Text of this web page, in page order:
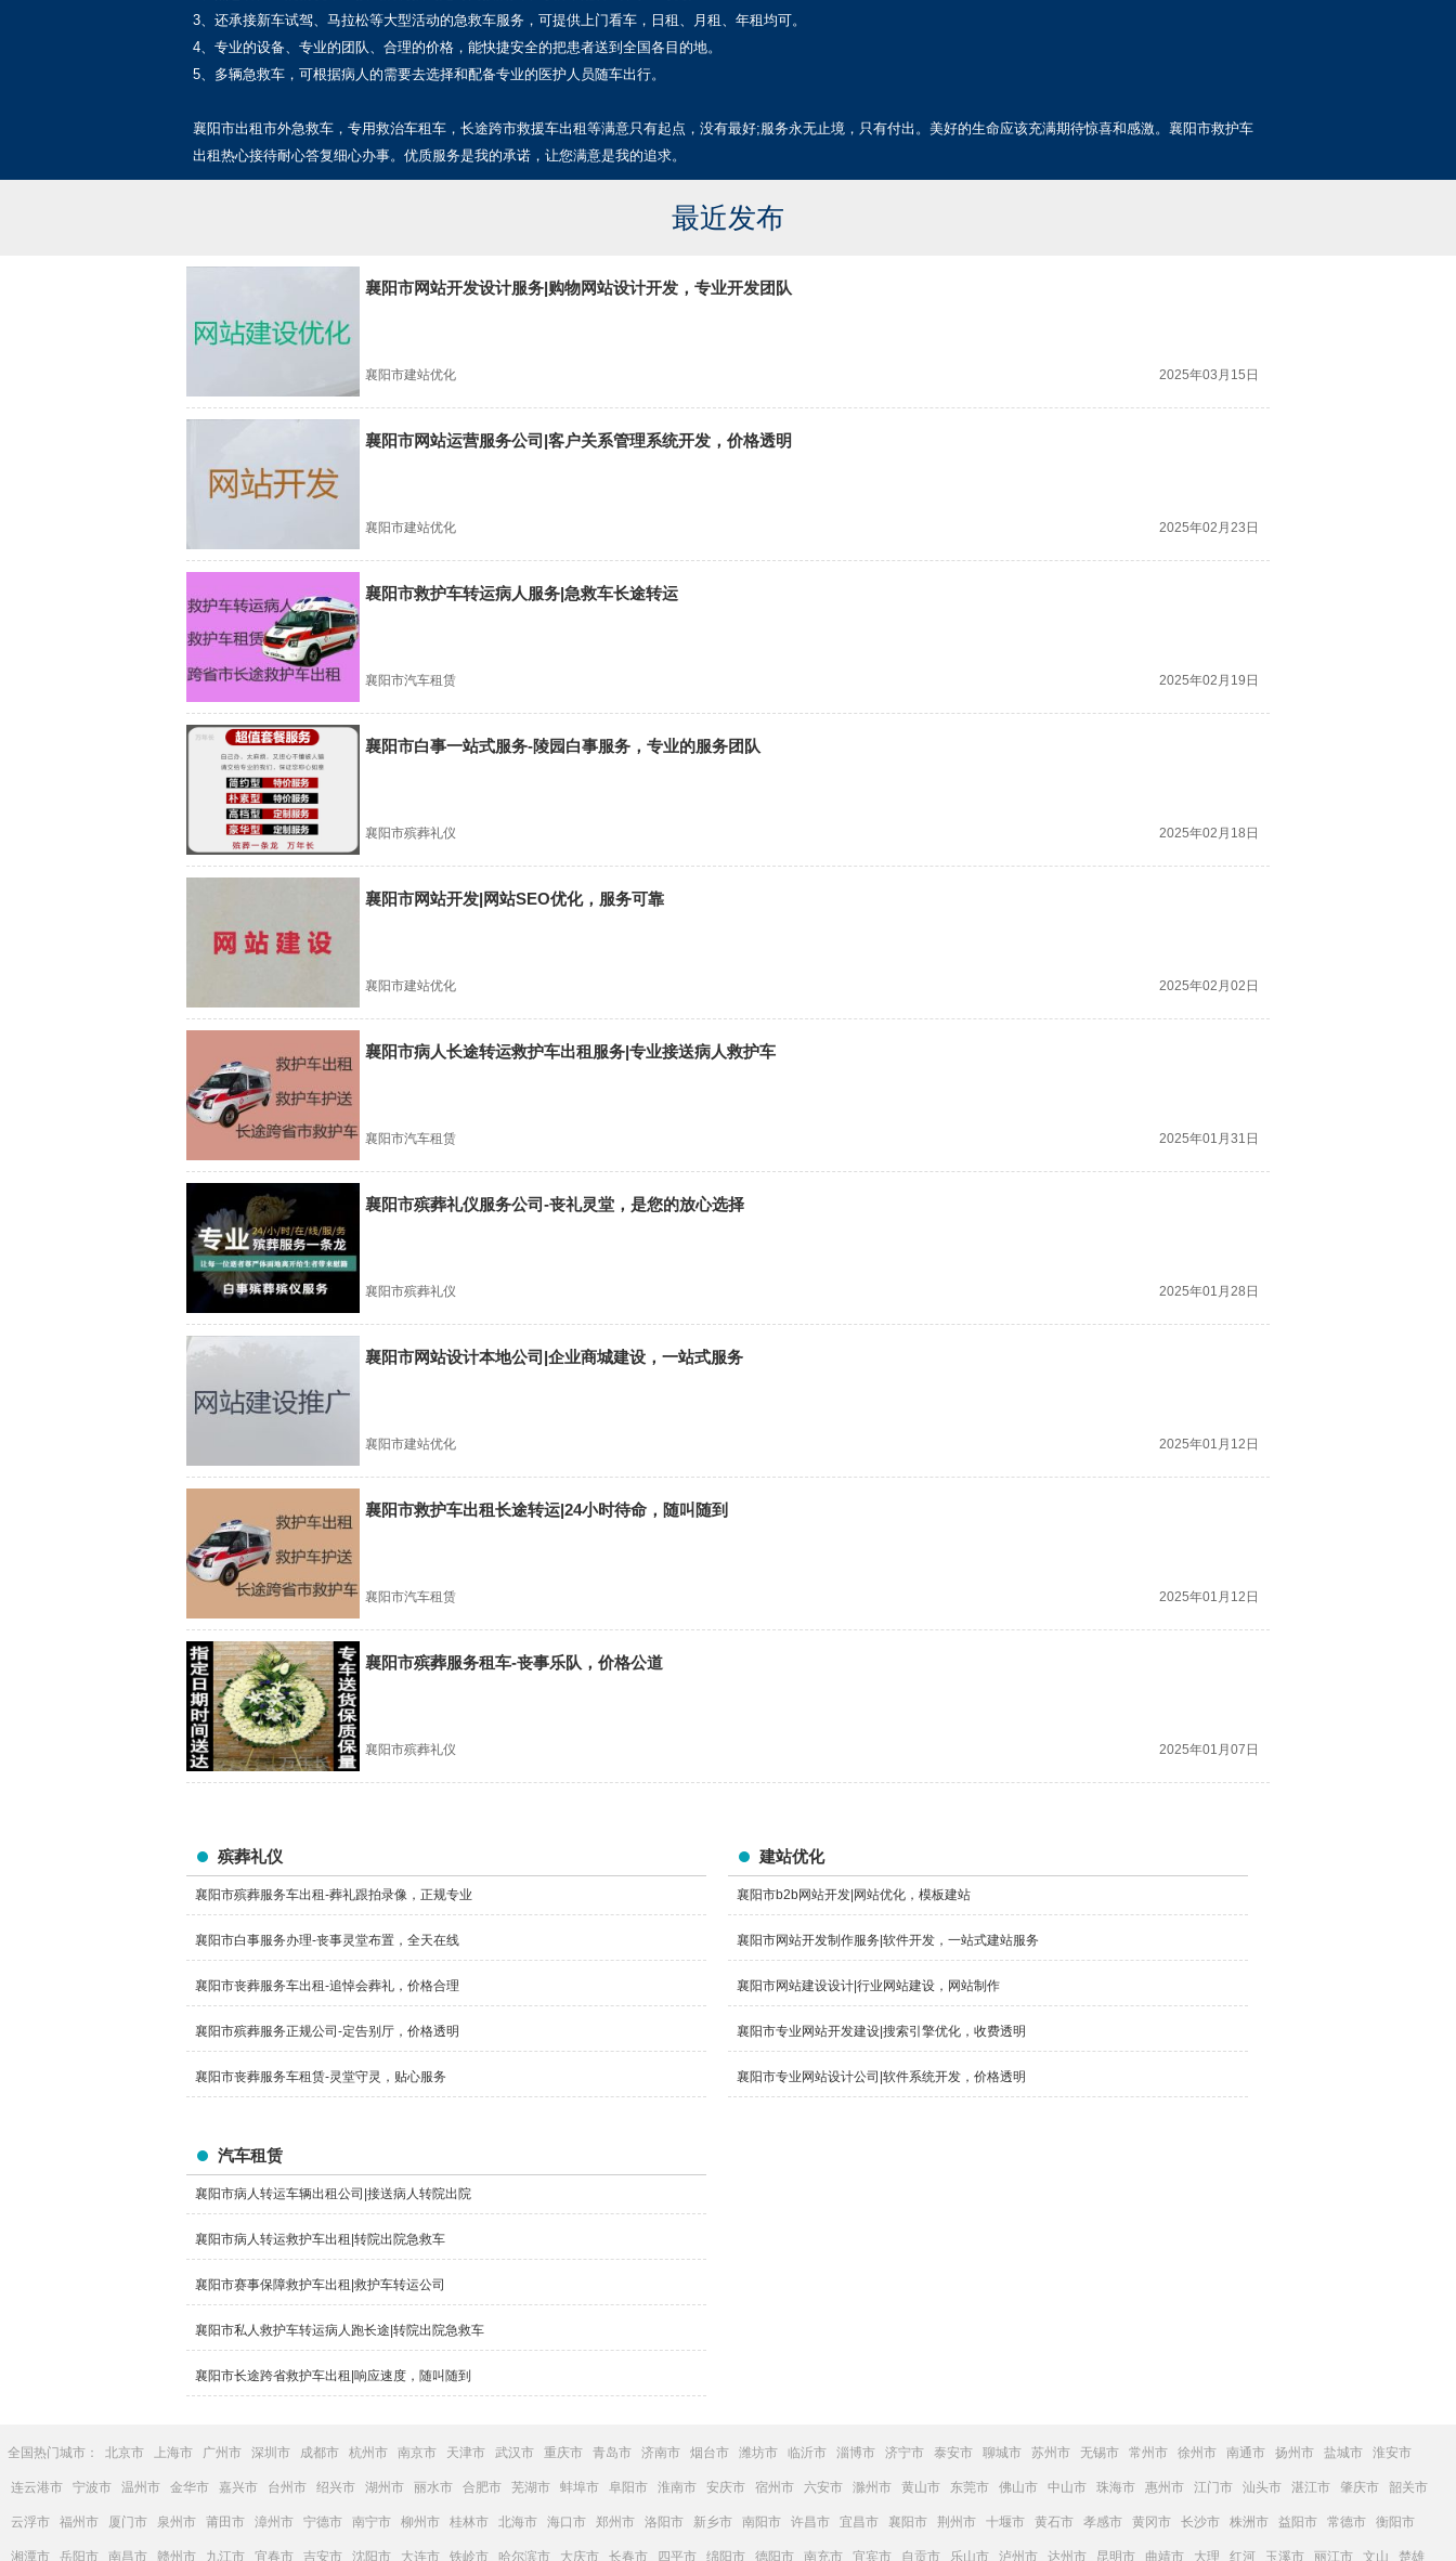
3、还承接新车试驾、马拉松等大型活动的急救车服务，可提供上门看车，日租、月租、年租均可。
4、专业的设备、专业的团队、合理的价格，能快捷安全的把患者送到全国各目的地。
5、多辆急救车，可根据病人的需要去选择和配备专业的医护人员随车出行。
襄阳市出租市外急救车，专用救治车租车，长途跨市救援车出租等满意只有起点，没有最好;服务永无止境，只有付出。美好的生命应该充满期待惊喜和感激。襄阳市救护车
出租热心接待耐心答复细心办事。优质服务是我的承诺，让您满意是我的追求。
最近发布
襄阳市网站开发设计服务|购物网站设计开发，专业开发团队
襄阳市建站优化 2025年03月15日
襄阳市网站运营服务公司|客户关系管理系统开发，价格透明
襄阳市建站优化 2025年02月23日
襄阳市救护车转运病人服务|急救车长途转运
襄阳市汽车租赁 2025年02月19日
襄阳市白事一站式服务-陵园白事服务，专业的服务团队
襄阳市殡葬礼仪 2025年02月18日
襄阳市网站开发|网站SEO优化，服务可靠
襄阳市建站优化 2025年02月02日
襄阳市病人长途转运救护车出租服务|专业接送病人救护车
襄阳市汽车租赁 2025年01月31日
襄阳市殡葬礼仪服务公司-丧礼灵堂，是您的放心选择
襄阳市殡葬礼仪 2025年01月28日
襄阳市网站设计本地公司|企业商城建设，一站式服务
襄阳市建站优化 2025年01月12日
襄阳市救护车出租长途转运|24小时待命，随叫随到
襄阳市汽车租赁 2025年01月12日
襄阳市殡葬服务租车-丧事乐队，价格公道
襄阳市殡葬礼仪 2025年01月07日
殡葬礼仪
襄阳市殡葬服务车出租-葬礼跟拍录像，正规专业
襄阳市白事服务办理-丧事灵堂布置，全天在线
襄阳市丧葬服务车出租-追悼会葬礼，价格合理
襄阳市殡葬服务正规公司-定告别厅，价格透明
襄阳市丧葬服务车租赁-灵堂守灵，贴心服务
建站优化
襄阳市b2b网站开发|网站优化，模板建站
襄阳市网站开发制作服务|软件开发，一站式建站服务
襄阳市网站建设设计|行业网站建设，网站制作
襄阳市专业网站开发建设|搜索引擎优化，收费透明
襄阳市专业网站设计公司|软件系统开发，价格透明
汽车租赁
襄阳市病人转运车辆出租公司|接送病人转院出院
襄阳市病人转运救护车出租|转院出院急救车
襄阳市赛事保障救护车出租|救护车转运公司
襄阳市私人救护车转运病人跑长途|转院出院急救车
襄阳市长途跨省救护车出租|响应速度，随叫随到
全国热门城市： 北京市 上海市 广州市 深圳市 成都市 杭州市 南京市 天津市 武汉市 重庆市 青岛市 济南市 烟台市 潍坊市 临沂市 淄博市 济宁市 泰安市 聊城市 苏州市 无锡市 常州市 徐州市 南通市 扬州市 盐城市 淮安市
连云港市 宁波市 温州市 金华市 嘉兴市 台州市 绍兴市 湖州市 丽水市 合肥市 芜湖市 蚌埠市 阜阳市 淮南市 安庆市 宿州市 六安市 滁州市 黄山市 东莞市 佛山市 中山市 珠海市 惠州市 江门市 汕头市 湛江市 肇庆市 韶关市
云浮市 福州市 厦门市 泉州市 莆田市 漳州市 宁德市 南宁市 柳州市 桂林市 北海市 海口市 郑州市 洛阳市 新乡市 南阳市 许昌市 宜昌市 襄阳市 荆州市 十堰市 黄石市 孝感市 黄冈市 长沙市 株洲市 益阳市 常德市 衡阳市
湘潭市 岳阳市 南昌市 赣州市 九江市 宜春市 吉安市 沈阳市 大连市 铁岭市 哈尔滨市 大庆市 长春市 四平市 绵阳市 德阳市 南充市 宜宾市 自贡市 乐山市 泸州市 达州市 昆明市 曲靖市 大理 红河 玉溪市 丽江市 文山 楚雄